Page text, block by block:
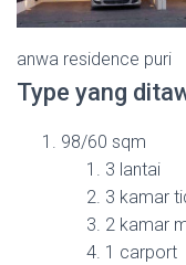
anwa residence puri
Type yang
98/60 sqm
3 lantai
3 kamar
2 kamar
1 carport